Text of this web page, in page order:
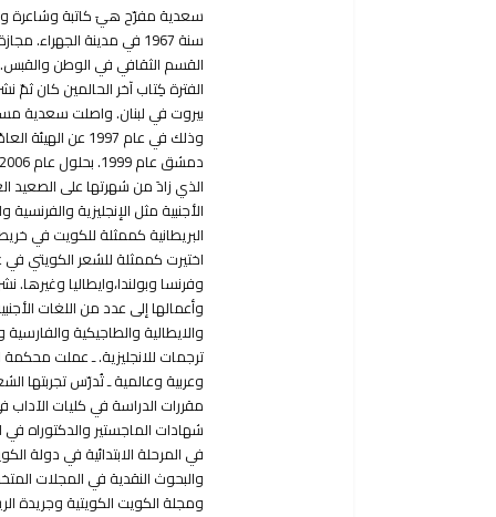
سعدية مفرّح هيَ كاتبة وشاعرة
بيروت في لبنان. واصلت سعدية
وذلك في عام
الذي زادَ من شهرتها على الصعيد
الأجنبية مثل الإنجليزية
البريطانية كممثلة للكويت في
اختيرت كممثلة للشعر الكويتي في
وفرنسا وبولندا،وايطاليا
وأعمالها إلى عدد من اللغات
والايطالية والطاجيكية
ترجمات للانجليزية. ـ عملت محكمة
وعربية وعالمية ـ تُدرّس تجربتها
مقررات الدراسة في كليات
شهادات الماجستير والدكتوراه
في المرحلة الابتدائية في دولة
والبحوث النقدية في المجلات
ومجلة الكويت الكويتية وجريدة